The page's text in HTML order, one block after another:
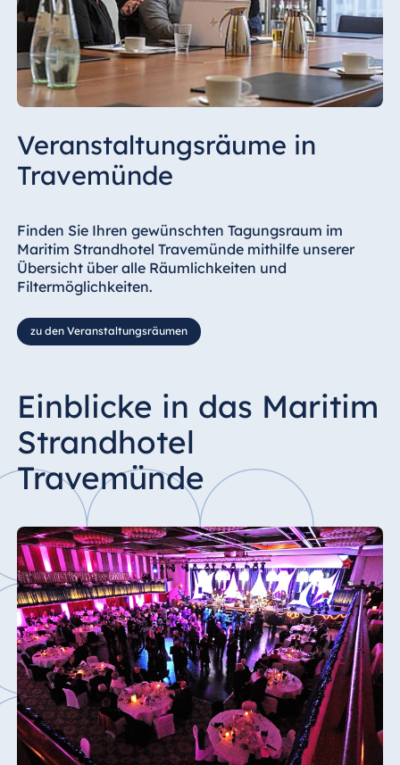
Veranstaltungsräume in
Travemünde
Finden Sie Ihren gewünschten Tagungsraum im
Maritim Strandhotel Travemünde mithilfe unserer
Übersicht über alle Räumlichkeiten und
Filtermöglichkeiten.
zu den Veranstaltungsräumen
Einblicke in das Maritim
Strandhotel
Travemünde